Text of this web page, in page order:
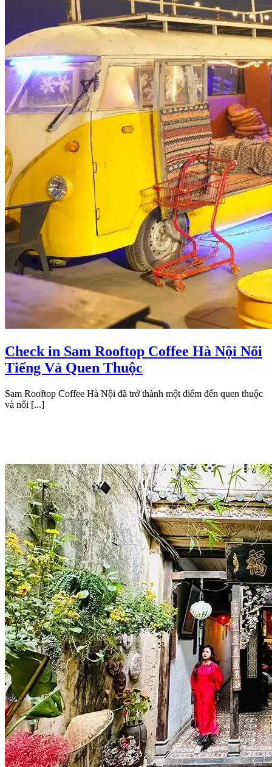
Check in Sam Rooftop Coffee Hà Nội Nổi
Tiếng Và Quen Thuộc
Sam Rooftop Coffee Hà Nội đã trở thành một điểm đến quen thuộc
và nổi [...]